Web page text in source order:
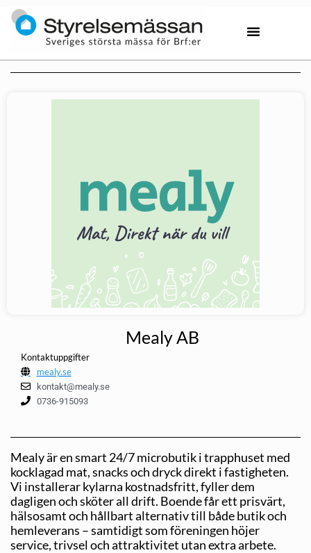
Mealy AB
Kontaktuppgifter
mealy.se
kontakt@mealy.se
0736-915093
Mealy är en smart 24/7 microbutik i trapphuset med
kocklagad mat, snacks och dryck direkt i fastigheten.
Vi installerar kylarna kostnadsfritt, fyller dem
dagligen och sköter all drift. Boende får ett prisvärt,
hälsosamt och hållbart alternativ till både butik och
hemleverans – samtidigt som föreningen höjer
service, trivsel och attraktivitet utan extra arbete.